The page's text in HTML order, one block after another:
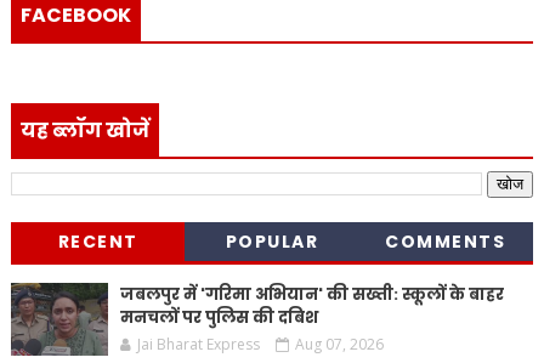
FACEBOOK
यह ब्लॉग खोजें
RECENT POPULAR COMMENTS
जबलपुर में 'गरिमा अभियान' की सख्ती: स्कूलों के बाहर
मनचलों पर पुलिस की दबिश
Jai Bharat Express Aug 07, 2026